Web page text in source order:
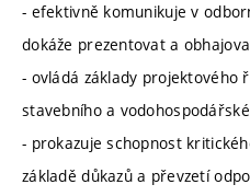
- efektivně komunikuje v
dokáže prezentovat a
- ovládá základy projektového
stavebního a
- prokazuje schopnost
základě důkazů a převzetí